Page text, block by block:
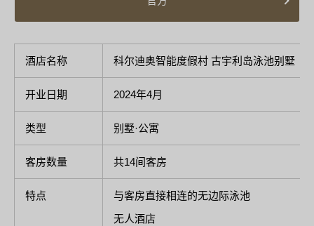
酒店名称 科尔迪奥智能度假村 古宇利岛泳池别墅
开业日期 2024年4月
类型 别墅·公寓
客房数量 共14间客房
特点
与客房直接相连的无边际泳池
无人酒店